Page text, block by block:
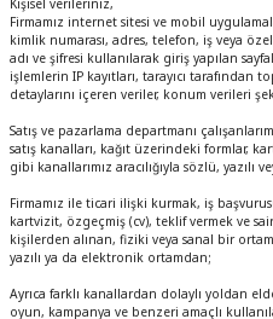
Kişisel verileriniz,
Firmamız internet sitesi ve mobil
kimlik numarası, adres, telefon, iş veya
adı ve şifresi kullanılarak giriş yapılan
işlemlerin IP kayıtları, tarayıcı
detaylarını içeren veriler, konum verileri
Satış ve pazarlama departmanı
satış kanalları, kağıt üzerindeki formlar,
gibi kanallarımız aracılığıyla sözlü, yazılı
Firmamız ile ticari ilişki kurmak, iş
kartvizit, özgeçmiş (cv), teklif vermek ve
kişilerden alınan, fiziki veya sanal bir
yazılı ya da elektronik ortamdan;
Ayrıca farklı kanallardan dolaylı yoldan
oyun, kampanya ve benzeri amaçlı